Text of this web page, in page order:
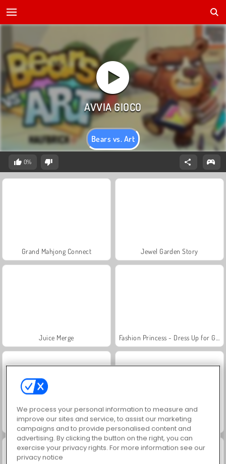
Bears vs. Art
0%
Grand Mahjong Connect Jewel Garden Story
Juice Merge
Masha and the Bear: Meadows Scala 40
We process your personal information to measure and
improve our sites and service, to assist our marketing
campaigns and to provide personalised content and
advertising. By clicking the button on the right, you can
exercise your privacy rights. For more information see our
privacy notice